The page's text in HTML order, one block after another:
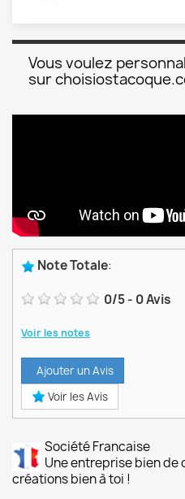
Vous voulez
sur
Note Totale:
0/5- 0Avis
Voir les notes
Ajouter un Avis
Voir les Avis
Société Francaise
Une entreprise bien de
créations bien à toi !